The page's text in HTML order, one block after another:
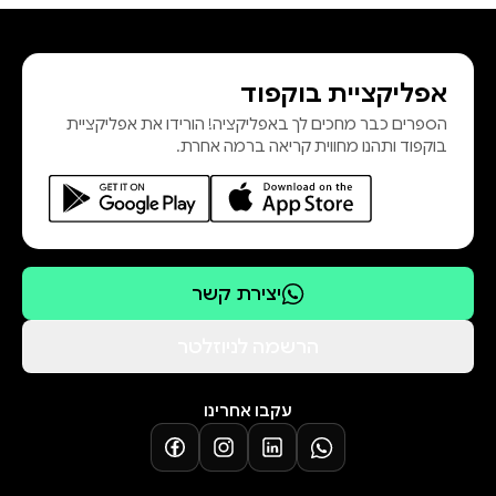
אפליקציית בוקפוד
הספרים כבר מחכים לך באפליקציה! הורידו את אפליקציית
בוקפוד ותהנו מחווית קריאה ברמה אחרת.
יצירת קשר
עקבו אחרינו